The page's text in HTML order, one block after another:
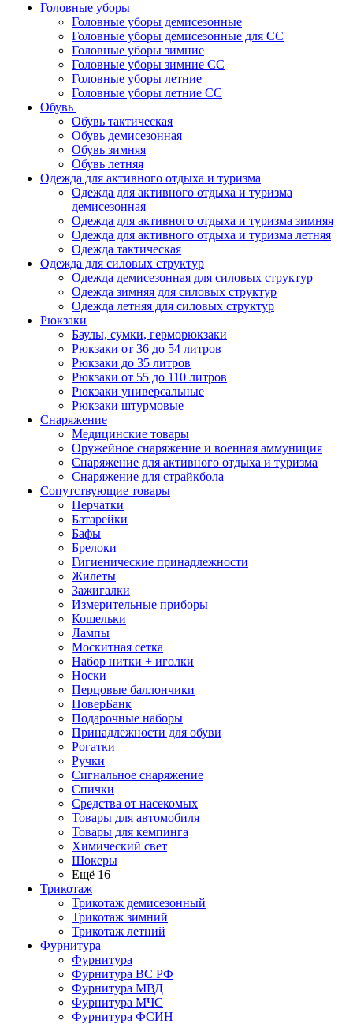
Головные уборы
Головные уборы демисезонные
Головные уборы демисезонные для СС
Головные уборы зимние
Головные уборы зимние СС
Головные уборы летние
Головные уборы летние СС
Обувь
Обувь тактическая
Обувь демисезонная
Обувь зимняя
Обувь летняя
Одежда для активного отдыха и туризма
Одежда для активного отдыха и туризма
демисезонная
Одежда для активного отдыха и туризма зимняя
Одежда для активного отдыха и туризма летняя
Одежда тактическая
Одежда для силовых структур
Одежда демисезонная для силовых структур
Одежда зимняя для силовых структур
Одежда летняя для силовых структур
Рюкзаки
Баулы, сумки, герморюкзаки
Рюкзаки от 36 до 54 литров
Рюкзаки до 35 литров
Рюкзаки от 55 до 110 литров
Рюкзаки универсальные
Рюкзаки штурмовые
Снаряжение
Медицинские товары
Оружейное снаряжение и военная аммуниция
Снаряжение для активного отдыха и туризма
Снаряжение для страйкбола
Сопутствующие товары
Перчатки
Батарейки
Бафы
Брелоки
Гигиенические принадлежности
Жилеты
Зажигалки
Измерительные приборы
Кошельки
Лампы
Москитная сетка
Набор нитки + иголки
Носки
Перцовые баллончики
ПоверБанк
Подарочные наборы
Принадлежности для обуви
Рогатки
Ручки
Сигнальное снаряжение
Спички
Средства от насекомых
Товары для автомобиля
Товары для кемпинга
Химический свет
Шокеры
Ещё 16
Трикотаж
Трикотаж демисезонный
Трикотаж зимний
Трикотаж летний
Фурнитура
Фурнитура
Фурнитура ВС РФ
Фурнитура МВД
Фурнитура МЧС
Фурнитура ФСИН